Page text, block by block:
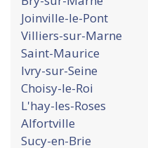
Joinville-le-Pont
Villiers-sur-Marne
Saint-Maurice
Ivry-sur-Seine
Choisy-le-Roi
L'hay-les-Roses
Alfortville
Sucy-en-Brie